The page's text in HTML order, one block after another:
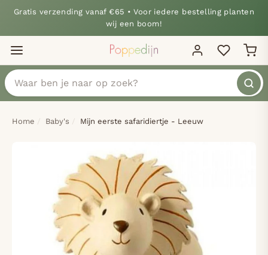
Gratis verzending vanaf €65 • Voor iedere bestelling planten
wij een boom!
Home Baby's Mijn eerste safaridiertje - Leeuw